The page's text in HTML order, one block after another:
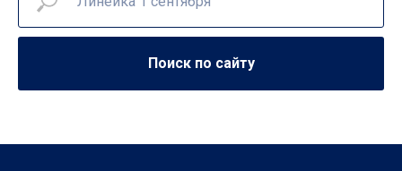
Поиск по сайту